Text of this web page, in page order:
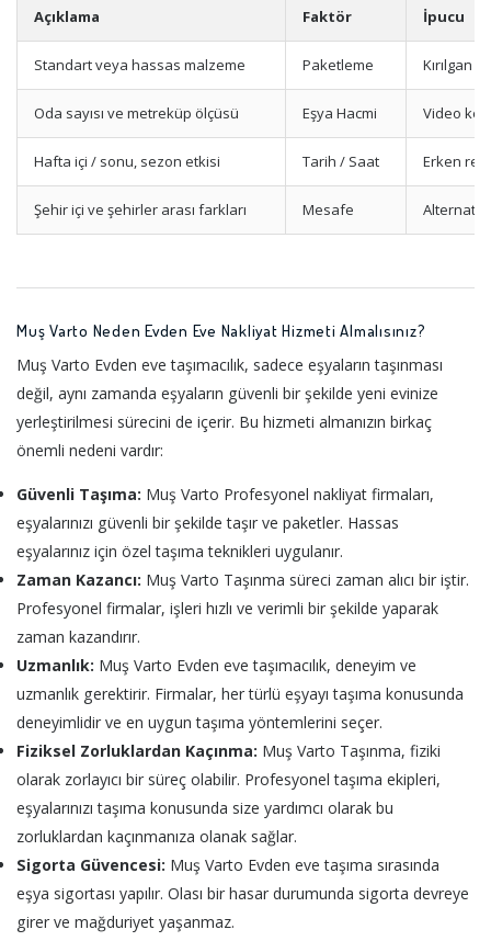
Açıklama Faktör İpucu
Standart veya hassas malzeme Paketleme Kırılgan
Oda sayısı ve metreküp ölçüsü Eşya Hacmi Video
Hafta içi / sonu, sezon etkisi Tarih / Saat Erken
Şehir içi ve şehirler arası farkları Mesafe Alternatif
Muş Varto Neden Evden Eve Nakliyat Hizmeti Almalısınız?
Muş Varto Evden eve taşımacılık, sadece eşyaların taşınması
değil, aynı zamanda eşyaların güvenli bir şekilde yeni evinize
yerleştirilmesi sürecini de içerir. Bu hizmeti almanızın birkaç
önemli nedeni vardır:
Güvenli Taşıma: Muş Varto Profesyonel nakliyat firmaları,
eşyalarınızı güvenli bir şekilde taşır ve paketler. Hassas
eşyalarınız için özel taşıma teknikleri uygulanır.
Zaman Kazancı: Muş Varto Taşınma süreci zaman alıcı bir iştir.
Profesyonel firmalar, işleri hızlı ve verimli bir şekilde yaparak
zaman kazandırır.
Uzmanlık: Muş Varto Evden eve taşımacılık, deneyim ve
uzmanlık gerektirir. Firmalar, her türlü eşyayı taşıma konusunda
deneyimlidir ve en uygun taşıma yöntemlerini seçer.
Fiziksel Zorluklardan Kaçınma: Muş Varto Taşınma, fiziki
olarak zorlayıcı bir süreç olabilir. Profesyonel taşıma ekipleri,
eşyalarınızı taşıma konusunda size yardımcı olarak bu
zorluklardan kaçınmanıza olanak sağlar.
Sigorta Güvencesi: Muş Varto Evden eve taşıma sırasında
eşya sigortası yapılır. Olası bir hasar durumunda sigorta devreye
girer ve mağduriyet yaşanmaz.